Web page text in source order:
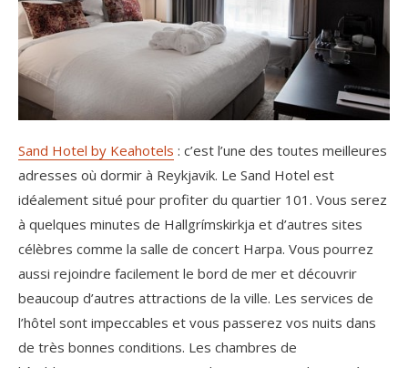
Sand Hotel by Keahotels : c’est l’une des toutes meilleures
adresses où dormir à Reykjavik. Le Sand Hotel est
idéalement situé pour profiter du quartier 101. Vous serez
à quelques minutes de Hallgrímskirkja et d’autres sites
célèbres comme la salle de concert Harpa. Vous pourrez
aussi rejoindre facilement le bord de mer et découvrir
beaucoup d’autres attractions de la ville. Les services de
l’hôtel sont impeccables et vous passerez vos nuits dans
de très bonnes conditions. Les chambres de